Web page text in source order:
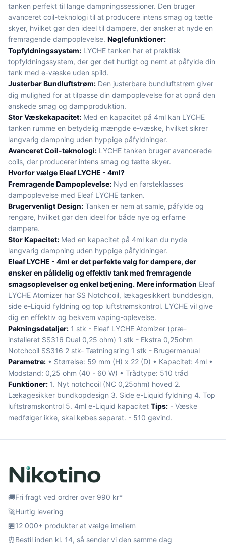
tanken perfekt til lange dampningssessioner. Den bruger
avanceret coil-teknologi til at producere intens smag og tætte
skyer, hvilket gør den ideel til dampere, der ønsker at nyde en
fremragende dampoplevelse. Nøglefunktioner:
Topfyldningssystem: LYCHE tanken har et praktisk
topfyldningssystem, der gør det hurtigt og nemt at påfylde din
tank med e-væske uden spild.
Justerbar Bundluftstrøm: Den justerbare bundluftstrøm giver
dig mulighed for at tilpasse din dampoplevelse for at opnå den
ønskede smag og dampproduktion.
Stor Væskekapacitet: Med en kapacitet på 4ml kan LYCHE
tanken rumme en betydelig mængde e-væske, hvilket sikrer
langvarig dampning uden hyppige påfyldninger.
Avanceret Coil-teknologi: LYCHE tanken bruger avancerede
coils, der producerer intens smag og tætte skyer.
Hvorfor vælge Eleaf LYCHE - 4ml?
Fremragende Dampoplevelse: Nyd en førsteklasses
dampoplevelse med Eleaf LYCHE tanken.
Brugervenligt Design: Tanken er nem at samle, påfylde og
rengøre, hvilket gør den ideel for både nye og erfarne
dampere.
Stor Kapacitet: Med en kapacitet på 4ml kan du nyde
langvarig dampning uden hyppige påfyldninger.
Eleaf LYCHE - 4ml er det perfekte valg for dampere, der
ønsker en pålidelig og effektiv tank med fremragende
smagsoplevelser og enkel betjening. Mere information Eleaf
LYCHE Atomizer har SS Notchcoil, lækagesikkert bunddesign,
side e-Liquid fyldning og top luftstrømskontrol. LYCHE vil give
dig en effektiv og bekvem vaping-oplevelse.
Pakningsdetaljer: 1 stk - Eleaf LYCHE Atomizer (præ-
installeret SS316 Dual 0,25 ohm) 1 stk - Ekstra 0,25ohm
Notchcoil SS316 2 stk- Tætningsring 1 stk - Brugermanual
Parametre: • Størrelse: 59 mm (H) x 22 (D) • Kapacitet: 4ml •
Modstand: 0,25 ohm (40 - 60 W) • Trådtype: 510 tråd
Funktioner: 1. Nyt notchcoil (NC 0,25ohm) hoved 2.
Lækagesikker bundkopdesign 3. Side e-Liquid fyldning 4. Top
luftstrømskontrol 5. 4ml e-Liquid kapacitet Tips: - Væske
medfølger ikke, skal købes separat. - 510 gevind.
🚚Fri fragt ved ordrer over 990 kr*
🚀Hurtig levering
🏪12 000+ produkter at vælge imellem
⏰Bestil inden kl. 14, så sender vi den samme dag